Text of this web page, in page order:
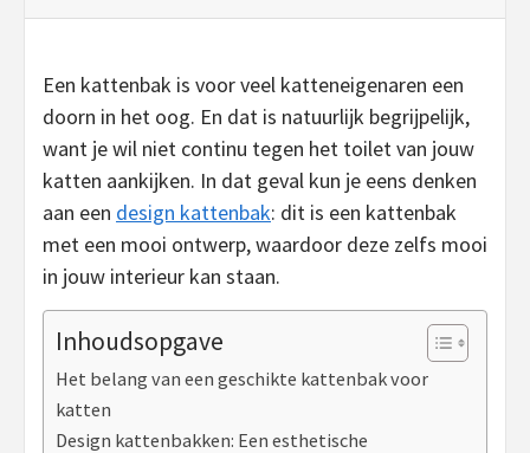
Een kattenbak is voor veel katteneigenaren een
doorn in het oog. En dat is natuurlijk begrijpelijk,
want je wil niet continu tegen het toilet van jouw
katten aankijken. In dat geval kun je eens denken
aan een design kattenbak: dit is een kattenbak
met een mooi ontwerp, waardoor deze zelfs mooi
in jouw interieur kan staan.
Inhoudsopgave
Het belang van een geschikte kattenbak voor
katten
Design kattenbakken: Een esthetische